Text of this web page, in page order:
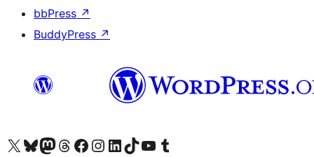
bbPress ↗
BuddyPress ↗
Visit our X (formerly Twitter) account
Visit our Bluesky account
Visit our Mastodon account
Visit our Threads account
Visit our Facebook page
Visit our Instagram account
Visit our LinkedIn account
Visit our TikTok account
Visit our YouTube channel
Visit our Tumblr account